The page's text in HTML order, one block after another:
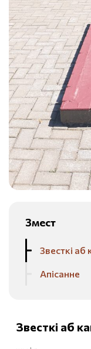
Змест
Звесткі аб
Апісанне
Звесткі аб